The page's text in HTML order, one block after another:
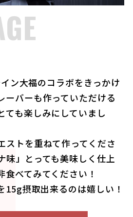
ン⼤福のコラボをきっかけ
ーバーも作っていただける
ても楽しみにしていまし
ストを重ねて作ってくださ
味」とっても美味しく仕上
⾷べてみてください！
15g摂取出来るのは嬉しい！